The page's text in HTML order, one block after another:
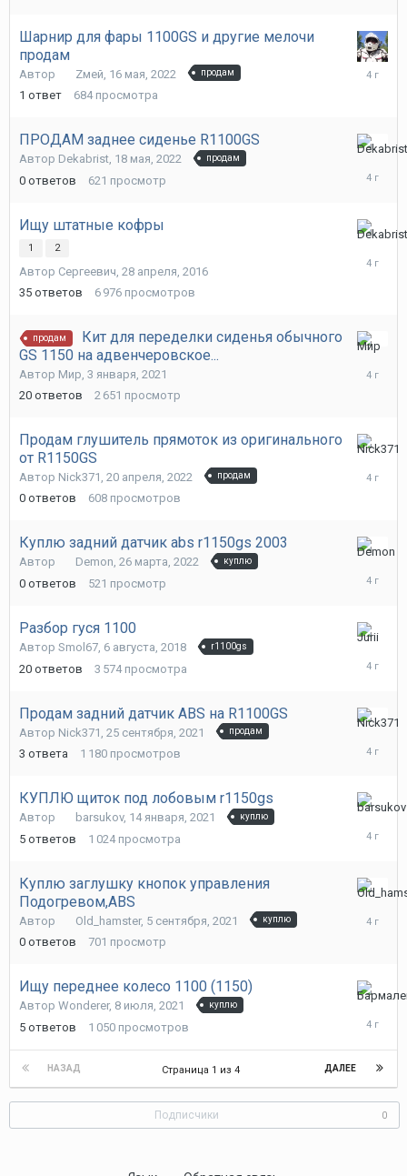
Шарнир для фары 1100GS и другие мелочи
продам
Автор Zмей 16 мая, 2022 продам
1 ответ 684 просмотра
ПРОДАМ заднее сиденье R1100GS
Автор Dekabrist, 18 мая, 2022 продам
0 ответов 621 просмотр
18
мая,
Ищу штатные кофры
1 2
Автор Сергеевич 28 апреля, 2016
35 ответов 6 976 просмотров
18
мая,
продам
Кит для переделки сиденья обычного
GS 1150 на адвенчеровское...
Автор Мир 3 января, 2021
20 ответов 2 651 просмотр
29
апреля,
Продам глушитель прямоток из оригинального
от R1150GS
Автор Nick371 20 апреля, 2022 продам
0 ответов 608 просмотров
20
апреля,
Куплю задний датчик abs r1150gs 2003
Автор Demon, 26 марта, 2022 куплю
0 ответов 521 просмотр
26
марта,
Разбор гуся 1100
Автор Smol67, 6 августа, 2018 r1100gs
20 ответов 3 574 просмотра
4
марта,
Продам задний датчик ABS на R1100GS
Автор Nick371 25 сентября, 2021 продам
3 ответа 1 180 просмотров
30
КУПЛЮ щиток под лобовым r1150gs
Автор barsukov, 14 января, 2021 куплю
5 ответов 1 024 просмотра
26
Куплю заглушку кнопок управления
Подогревом,ABS
Автор Old_hamster, 5 сентября, 2021 куплю
0 ответов 701 просмотр
5
Ищу переднее колесо 1100 (1150)
Автор Wonderer, 8 июля, 2021 куплю
5 ответов 1 050 просмотров
24
августа,
НАЗАД ДАЛЕЕ
Страница 1 из 4
Подписчики 0